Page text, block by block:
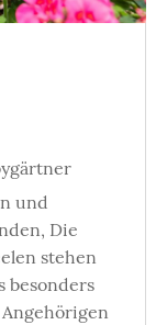
und
Die
stehen
besonders